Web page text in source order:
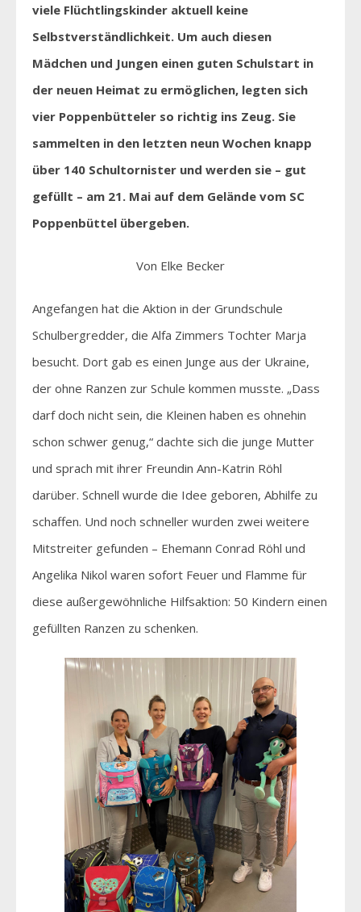
viele Flüchtlingskinder aktuell keine
Selbstverständlichkeit. Um auch diesen
Mädchen und Jungen einen guten Schulstart in
der neuen Heimat zu ermöglichen, legten sich
vier Poppenbütteler so richtig ins Zeug. Sie
sammelten in den letzten neun Wochen knapp
über 140 Schultornister und werden sie – gut
gefüllt – am 21. Mai auf dem Gelände vom SC
Poppenbüttel übergeben.
Von Elke Becker
Angefangen hat die Aktion in der Grundschule
Schulbergredder, die Alfa Zimmers Tochter Marja
besucht. Dort gab es einen Junge aus der Ukraine,
der ohne Ranzen zur Schule kommen musste. „Dass
darf doch nicht sein, die Kleinen haben es ohnehin
schon schwer genug,“ dachte sich die junge Mutter
und sprach mit ihrer Freundin Ann-Katrin Röhl
darüber. Schnell wurde die Idee geboren, Abhilfe zu
schaffen. Und noch schneller wurden zwei weitere
Mitstreiter gefunden – Ehemann Conrad Röhl und
Angelika Nikol waren sofort Feuer und Flamme für
diese außergewöhnliche Hilfsaktion: 50 Kindern einen
gefüllten Ranzen zu schenken.